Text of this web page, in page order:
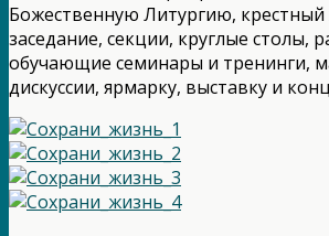
Божественную Литургию, крестный
заседание, секции, круглые столы,
обучающие семинары и тренинги,
дискуссии, ярмарку, выставку и